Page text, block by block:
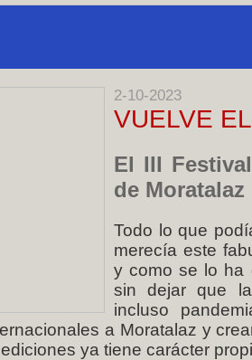
2-10-2023
VUELVE
El III
de
Todo lo que
merecía este
y como se lo ha
sin dejar que
incluso
a Moratalaz y
ya tiene carácter